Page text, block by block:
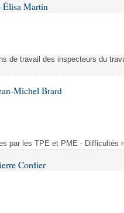
Élisa Martin
de travail des inspecteurs du
Michel Brard
par les TPE et PME - Difficultés
Cordier